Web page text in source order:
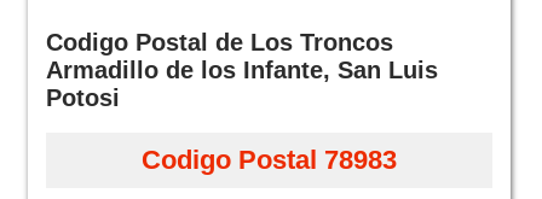
Codigo Postal de Los Troncos
Armadillo de los Infante, San Luis
Potosi
Codigo Postal 78983